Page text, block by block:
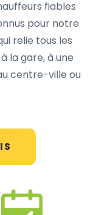
fiables
pour notre
relie tous les
la gare, à une
centre-ville ou